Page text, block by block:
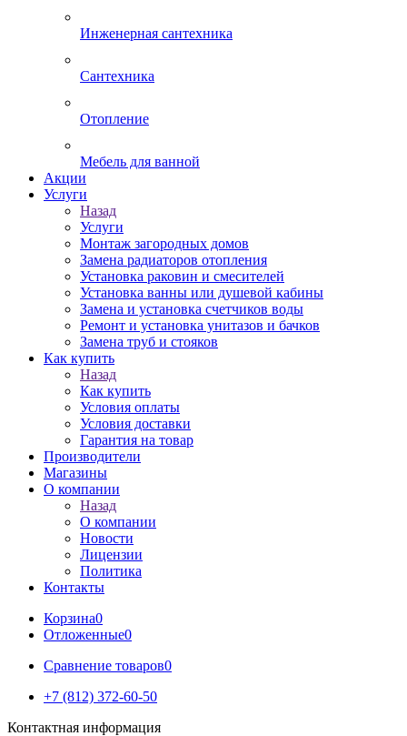
Инженерная сантехника
Сантехника
Отопление
Мебель для ванной
Акции
Услуги
Назад
Услуги
Монтаж загородных домов
Замена радиаторов отопления
Установка раковин и смесителей
Установка ванны или душевой кабины
Замена и установка счетчиков воды
Ремонт и установка унитазов и бачков
Замена труб и стояков
Как купить
Назад
Как купить
Условия оплаты
Условия доставки
Гарантия на товар
Производители
Магазины
О компании
Назад
О компании
Новости
Лицензии
Политика
Контакты
Корзина0
Отложенные0
Сравнение товаров0
+7 (812) 372-60-50
Контактная информация